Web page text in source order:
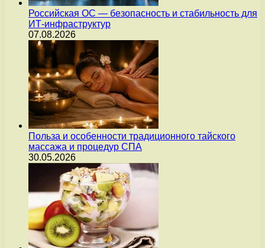
Российская ОС — безопасность и стабильность для
ИТ-инфраструктур
07.08.2026
Польза и особенности традиционного тайского
массажа и процедур СПА
30.05.2026